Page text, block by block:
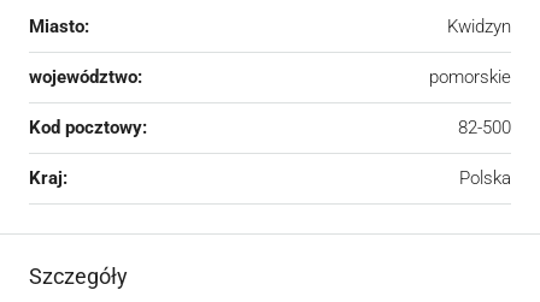
Miasto: Kwidzyn
województwo: pomorskie
Kod pocztowy: 82-500
Kraj: Polska
Szczegóły